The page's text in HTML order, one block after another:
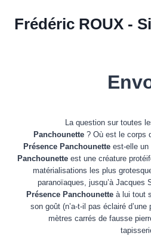
Frédéric ROUX -
La question sur toutes
Panchounette ? Où est le corps
Présence Panchounette est-elle un
Panchounette est une créature
matérialisations les plus
paranoïaques, jusqu’à Jacques
Présence Panchounette à lui tout
son goût (n’a-t-il pas éclairé
mètres carrés de fausse